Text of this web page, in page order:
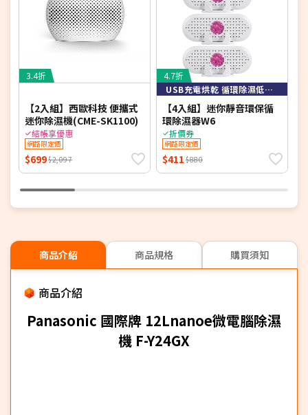
3.4折
【2入組】西歐科技 便攜式
迷你除濕機(CME-SK1100)
結帳享優惠
網路限定價
$699$2,097
4.7折
USB充電烘乾 循環除濕低碳節能
【4入組】迷你靜音環保循
環除濕器W6
折價券
網路限定價
$411 $880
商品介紹 商品規格 購買須知
商品介紹
Panasonic 國際牌 12Lnanoe微電腦除濕
機 F-Y24GX